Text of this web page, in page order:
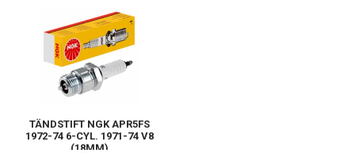
TÄNDSTIFT NGK APR5FS
1972-74 6-CYL. 1971-74 V8
(18MM)